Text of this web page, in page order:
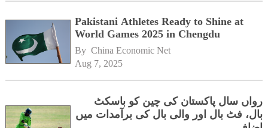
Pakistani Athletes Ready to Shine at
World Games 2025 in Chengdu
By China Economic Net
Aug 7, 2025
رواں سال پاکستان کی چین کو باسکٹ
بال، فٹ بال اور والی بال کی برآمدات میں